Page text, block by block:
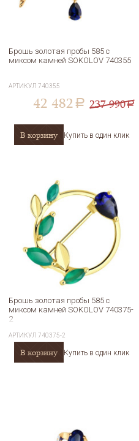
Брошь золотая пробы 585 с
миксом камней SOKOLOV 740355
АРТИКУЛ740355
42 482 a 237 990a
В корзину Купить в один клик
Брошь золотая пробы 585 с
миксом камней SOKOLOV 740375-
2
АРТИКУЛ740375-2
В корзину Купить в один клик